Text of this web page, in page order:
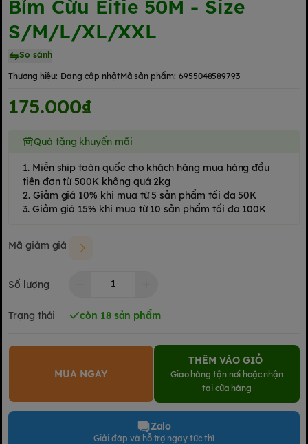
Bỉm Cừu Eitie 50M - Size
S/M/L/XL/XXL
So sánh
Thương hiệu: Đang cập nhậtMã sản phẩm: 6955048589793
175.000₫
Quà tặng khuyến mãi
1. Miễn ship toàn quốc cho khách hàng mua hàng đầu
tiên đơn từ 500K không quá 2kg
2. Giảm giá 10% khi mua từ 5 sản phẩm tối đa 50K
3. Giảm giá 15% khi mua từ 10 sản phẩm tối đa 100K
Mã giảm giá
Số lượng
Trạng thái còn 18 sản phẩm
MUA NGAY
THÊM VÀO GIỎ
Giao hàng tận nơi hoặc nhận
tại cửa hàng
Zalo
Giải đáp và hỗ trợ ngay tức thì